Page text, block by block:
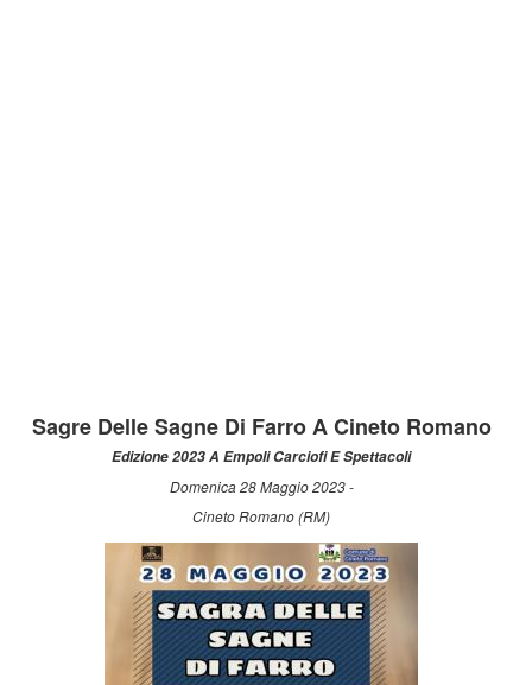
Sagre Delle Sagne Di Farro A Cineto Romano
Edizione 2023 A Empoli Carciofi E Spettacoli
Domenica 28 Maggio 2023 -
Cineto Romano (RM)